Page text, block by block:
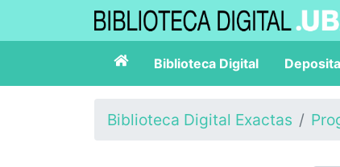
Biblioteca Digital
Biblioteca Digital Exactas